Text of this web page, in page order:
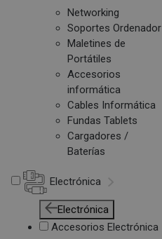
Networking
Soportes Ordenador
Maletines de
Portátiles
Accesorios
informática
Cables Informática
Fundas Tablets
Cargadores /
Baterías
Electrónica
Electrónica
Accesorios Electrónica